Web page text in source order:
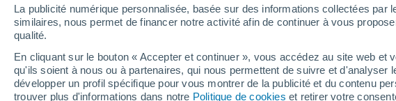
La publicité numérique personnalisée, basée sur des informations collectées par
similaires, nous permet de financer notre activité afin de continuer à vous
qualité.
En cliquant sur le bouton « Accepter et continuer », vous accédez au site web et
qu'ils soient à nous ou à partenaires, qui nous permettent de suivre et d'analyser
développer un profil spécifique pour vous montrer de la publicité et du contenu
trouver plus d'informations dans notre Politique de cookies et retirer votre
Fermée
Oberwarmensteinach
Aujourd´hui
8 Août